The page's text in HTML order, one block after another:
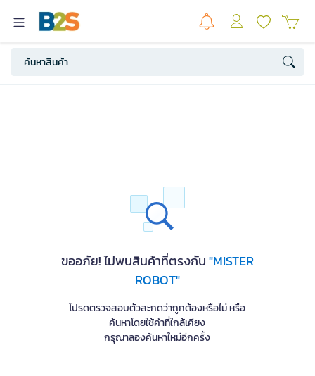
ขออภัย! ไม่พบสินค้าที่ตรงกับ"MISTER
ROBOT"
โปรดตรวจสอบตัวสะกดว่าถูกต้องหรือไม่ หรือ
ค้นหาโดยใช้คำที่ใกล้เคียง
กรุณาลองค้นหาใหม่อีกครั้ง